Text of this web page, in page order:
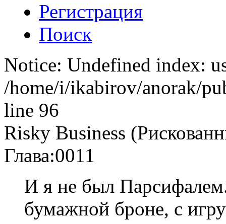
Регистрация
Поиск
Notice: Undefined index:
/home/i/ikabirov/anorak/
line 96
Risky Business
Глава:0011
И я не был
бумажной броне, с